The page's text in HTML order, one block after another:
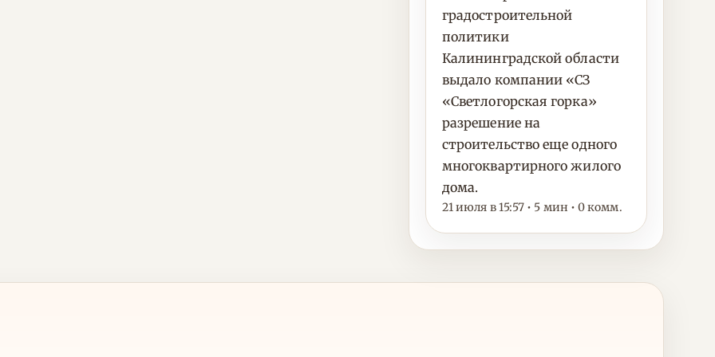
градостроительной
политики
Калининградской области
выдало компании «СЗ
«Светлогорская горка»
разрешение на
строительство еще одного
многоквартирного жилого
дома.
21 июля в 15:57 • 5 мин • 0 комм.